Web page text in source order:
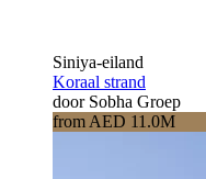
Siniya-eiland
Koraal strand
door Sobha Groep
from AED 11.0M